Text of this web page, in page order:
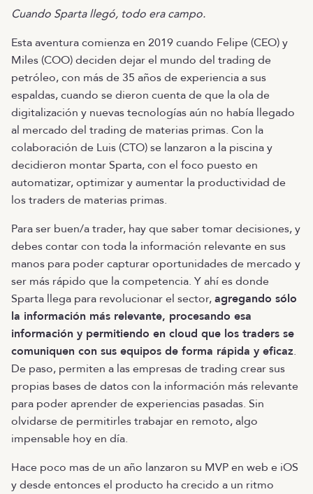
Cuando Sparta llegó, todo era campo.
Esta aventura comienza en 2019 cuando Felipe (CEO) y
Miles (COO) deciden dejar el mundo del trading de
petróleo, con más de 35 años de experiencia a sus
espaldas, cuando se dieron cuenta de que la ola de
digitalización y nuevas tecnologías aún no había llegado
al mercado del trading de materias primas. Con la
colaboración de Luis (CTO) se lanzaron a la piscina y
decidieron montar Sparta, con el foco puesto en
automatizar, optimizar y aumentar la productividad de
los traders de materias primas.
Para ser buen/a trader, hay que saber tomar decisiones, y
debes contar con toda la información relevante en sus
manos para poder capturar oportunidades de mercado y
ser más rápido que la competencia. Y ahí es donde
Sparta llega para revolucionar el sector,agregando sólo
la información más relevante, procesando esa
información y permitiendo en cloud que los traders se
comuniquen con sus equipos de forma rápida y eficaz.
De paso, permiten a las empresas de trading crear sus
propias bases de datos con la información más relevante
para poder aprender de experiencias pasadas. Sin
olvidarse de permitirles trabajar en remoto, algo
impensable hoy en día.
Hace poco mas de un año lanzaron su MVP en web e iOS
y desde entonces el producto ha crecido a un ritmo